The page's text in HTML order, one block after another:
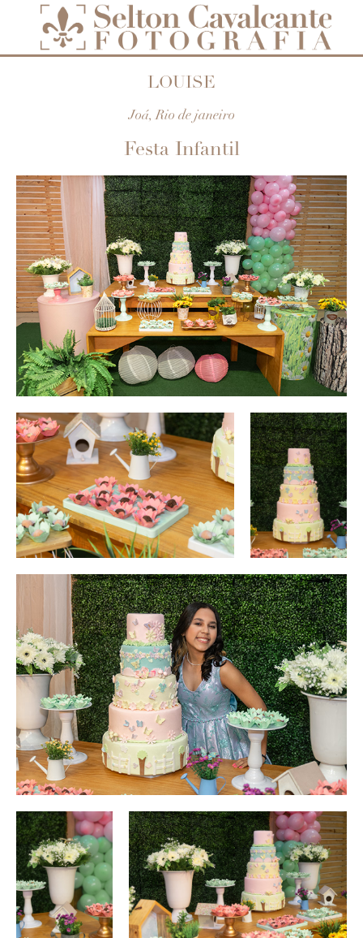
LOUISE
Joá, Rio de janeiro
Festa Infantil